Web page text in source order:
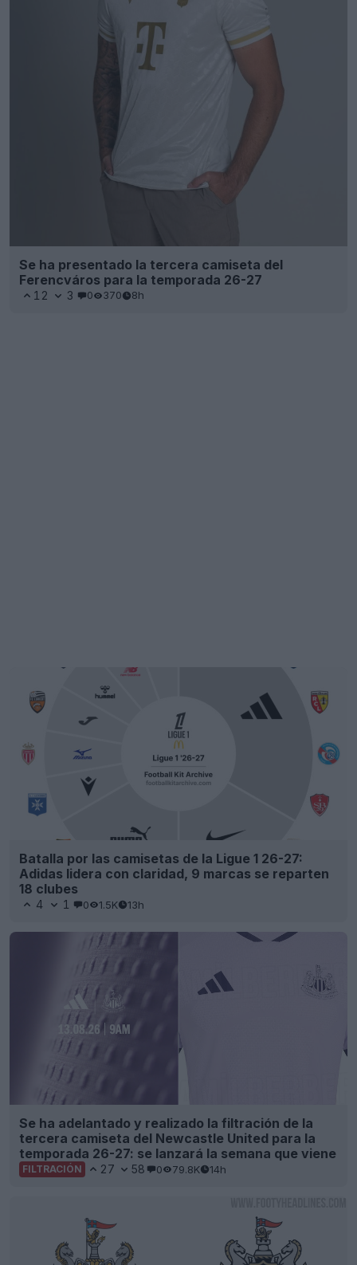
Se ha presentado la tercera camiseta del
Ferencváros para la temporada 26-27
12 3 0 370 8h
Batalla por las camisetas de la Ligue 1 26-27:
Adidas lidera con claridad, 9 marcas se reparten
18 clubes
4 1 0 1.5K 13h
Se ha adelantado y realizado la filtración de la
tercera camiseta del Newcastle United para la
temporada 26-27: se lanzará la semana que viene
FILTRACIÓN 27 58 0 79.8K 14h